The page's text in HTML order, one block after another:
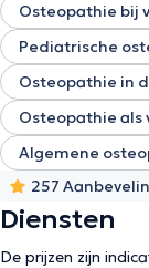
Osteopathie bij
Pediatrische
Osteopathie in
Osteopathie als
Algemene
257
Diensten
De prijzen zijn